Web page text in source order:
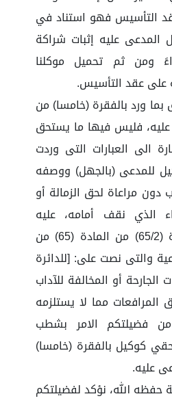
التأسيس فهو استناد في
المدعى عليه إثبات شراكة
ومن ثم تحميل موكلنا
على عقد التأسيس.
بما ورد بالفقرة (خامسا) من
فليس فيها ما يستحق
الى العبارات التى وردت
للمدعى (بالجهل) ووصفه
مراعاة لحق الزمالة أو
الذي نقف أمامه، عليه
واستنادا لنص الفقرة (65/2) من المادة (65) من
والتى نصت على: [للدائرة
الجارحة أو المخالفة للآداب
مما لا يستلزمه
فضيلتكم الامر بشطب
حقي كوكيل بالفقرة (خامسا)
عليه.
الله، نؤكد لفضيلتكم